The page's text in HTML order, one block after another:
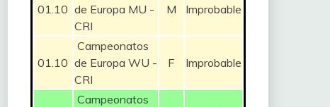
01.10 de Europa MU -
CRI
M Improbable
01.10
Campeonatos
de Europa WU -
CRI
F Improbable
Campeonatos